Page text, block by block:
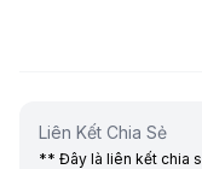
Liên Kết Chia Sẻ
** Đây là liên kết chia